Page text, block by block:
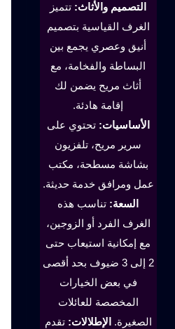
التصميم والأثاث: تتميز
الغرف القياسية بتصميم
أنيق وعصري يجمع بين
البساطة والفخامة، مع
أثاث مريح يضمن لك
إقامة هادئة.
الأساسيات: تحتوي على
سرير مريح، تلفزيون
بشاشة مسطحة، مكتب
عمل ومرافق خدمة حديثة.
السعة: تناسب هذه
الغرف الفرد أو الزوجين،
مع إمكانية استيعاب حتى
2 إلى 3 ضيوف بحد أقصى
في بعض الخيارات
المخصصة للعائلات
الصغيرة. الإطلالات: تقدم